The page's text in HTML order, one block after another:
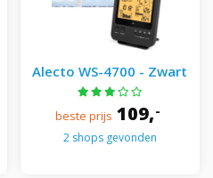
Alecto WS-4700 - Zwart
beste prijs 109,-
2 shops gevonden